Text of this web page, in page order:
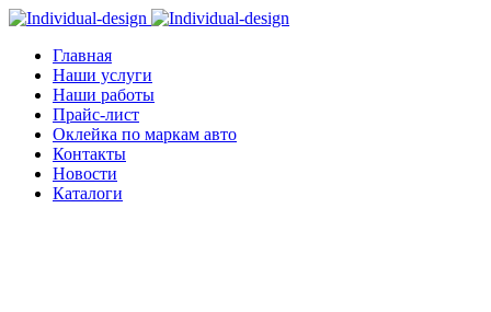
Главная
Наши услуги
Наши работы
Прайс-лист
Оклейка по маркам авто
Контакты
Новости
Каталоги